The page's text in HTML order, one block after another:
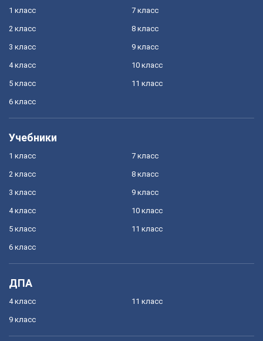
1 класс
2 класс
3 класс
4 класс
5 класс
6 класс
7 класс
8 класс
9 класс
10 класс
11 класс
Учебники
1 класс
2 класс
3 класс
4 класс
5 класс
6 класс
7 класс
8 класс
9 класс
10 класс
11 класс
ДПА
4 класс
9 класс
11 класс